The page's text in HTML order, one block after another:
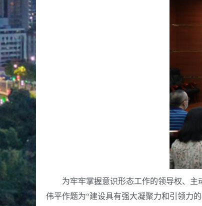
为牢牢掌握意识形态工作的领导权、主
伟平作题为“建设具有强大凝聚力和引领力